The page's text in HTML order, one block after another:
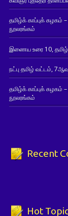
தமிழ்க் காப்புக்
நூலரங்கம்
இணைய உரை 10,
நட்பு தமிழ் வட்டம்,
தமிழ்க் காப்புக்
நூலரங்கம்
Recent
Hot